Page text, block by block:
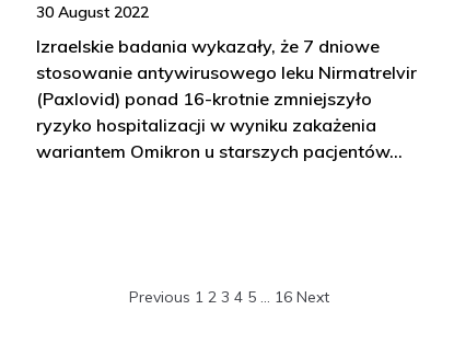
30 August 2022
Izraelskie badania wykazały, że 7 dniowe
stosowanie antywirusowego leku Nirmatrelvir
(Paxlovid) ponad 16-krotnie zmniejszyło
ryzyko hospitalizacji w wyniku zakażenia
wariantem Omikron u starszych pacjentów…
Previous 1 2 3 4 5 … 16 Next